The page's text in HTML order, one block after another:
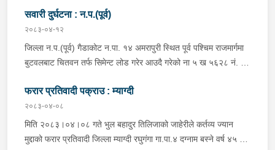
पठाएको ।
अर्चलबोट बस्ने बर्ष २४ कि शान्ति नेपाली घाईते भई उपचारको लागि G.M.C
अस्पताल पठाइएको ।
सवारी दुर्घटना : न.प.(पूर्व)
२०८३-०४-१२
जिल्ला न.प.(पूर्व) गैडाकोट न.पा. १४ अमरापुरी स्थित पूर्व पश्चिम राजमार्गमा
बुटवलबाट चितवन तर्फ सिमेन्ट लोड गरेर आउदै गरेको ना ५ ख ५६२८ नं. को
प ८९४३ नं. को मोटरसाइकल एक आपसमा ठक्कर खाई दुर्घटना हुँदा
मोटरसाइकल चालक जिल्ला मोरङ बिराटनगर म.न.पा. वडा न. १३ बस्ने बर्ष
३० को अभिषेक कुमार पण्डित घाईते भई उपचारको लागी एलआईभ अस्पताल
चितवन पठाएको, मोटरसाइकल,ट्रक र ट्रक चालक जिल्ला न.प.पुर्व देवचुली
फरार प्रतिवादी पक्राउ : म्याग्दी
२०८३-०४-०८
मिति २०८३।०४।०८ गते भुल बहादुर तिलिजाको जाहेरीले कर्तव्य ज्यान
मुद्दाको फरार प्रतिवादी जिल्ला म्याग्दी रघुगंगा गा.पा.४ दग्नाम बस्ने वर्ष ४५ को